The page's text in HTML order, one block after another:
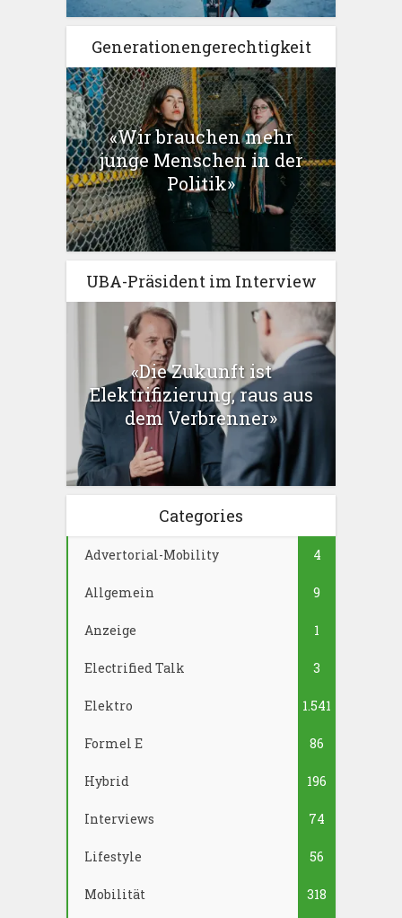
Generationengerechtigkeit
«Wir brauchen mehr
junge Menschen in der
Politik»
UBA-Präsident im Interview
«Die Zukunft ist
Elektrifizierung, raus aus
dem Verbrenner»
Categories
Advertorial-Mobility 4
Allgemein 9
Anzeige 1
Electrified Talk 3
Elektro 1.541
Formel E 86
Hybrid 196
Interviews 74
Lifestyle 56
Mobilität 318